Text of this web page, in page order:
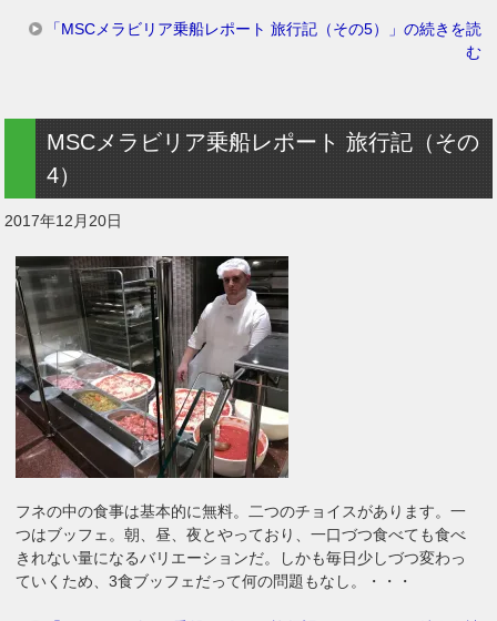
「MSCメラビリア乗船レポート 旅行記（その5）」の続きを読
む
MSCメラビリア乗船レポート 旅行記（その
4）
2017年12月20日
フネの中の食事は基本的に無料。二つのチョイスがあります。一
つはブッフェ。朝、昼、夜とやっており、一口づつ食べても食べ
きれない量になるバリエーションだ。しかも毎日少しづつ変わっ
ていくため、3食ブッフェだって何の問題もなし。・・・